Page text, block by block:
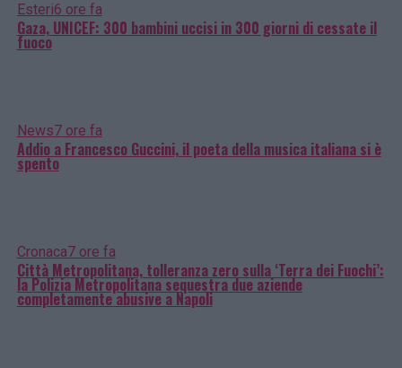
Esteri6 ore fa
Gaza, UNICEF: 300 bambini uccisi in 300 giorni di cessate il
fuoco
News7 ore fa
Addio a Francesco Guccini, il poeta della musica italiana si è
spento
Cronaca7 ore fa
Città Metropolitana, tolleranza zero sulla ‘Terra dei Fuochi’:
la Polizia Metropolitana sequestra due aziende
completamente abusive a Napoli